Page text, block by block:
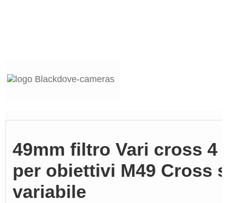
49mm filtro Vari cross 4
per obiettivi M49 Cross
variabile